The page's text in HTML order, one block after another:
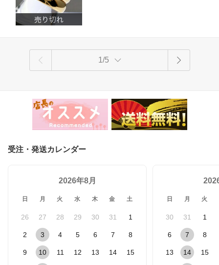
1/5
受注・発送カレンダー
2026年8月
日 月 火 水 木 金 土
26 27 28 29 30 31 1
2 3 4 5 6 7 8
9 10 11 12 13 14 15
日 月 火
30 31 1
6 7 8
13 14 15